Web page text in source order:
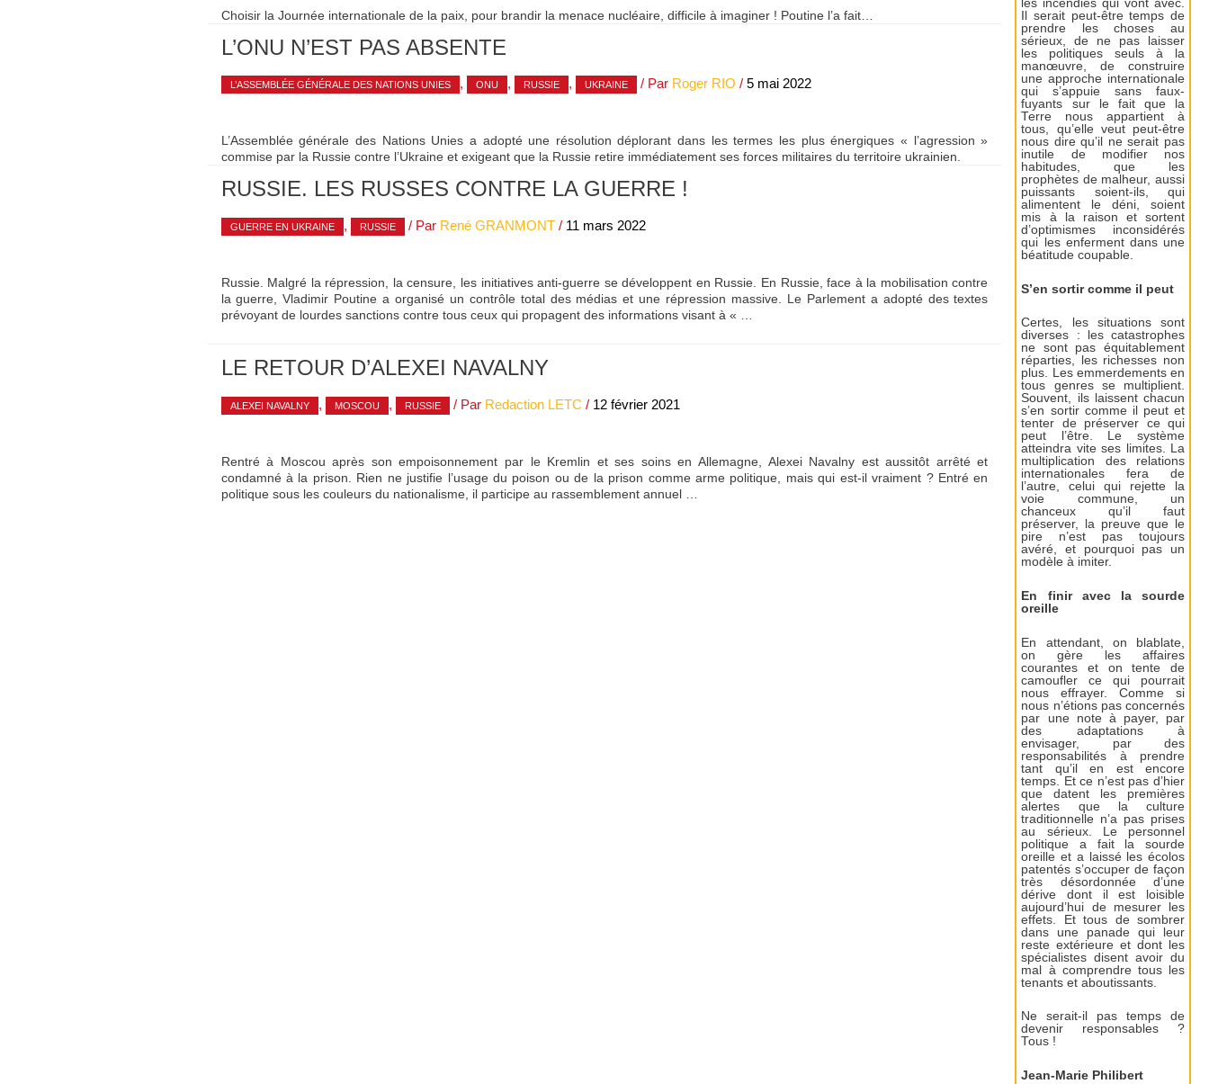
Choisir la Journée internationale de la paix, pour brandir la menace nucléaire, difficile à imaginer ! Poutine l’a fait…
L’ONU N’EST PAS ABSENTE
L’ASSEMBLÉE GÉNÉRALE DES NATIONS UNIES , ONU , RUSSIE , UKRAINE / Par Roger RIO / 5 mai 2022
L’Assemblée générale des Nations Unies a adopté une résolution déplorant dans les termes les plus énergiques « l’agression »
commise par la Russie contre l’Ukraine et exigeant que la Russie retire immédiatement ses forces militaires du territoire ukrainien.
RUSSIE. LES RUSSES CONTRE LA GUERRE !
GUERRE EN UKRAINE , RUSSIE / Par René GRANMONT / 11 mars 2022
Russie. Malgré la répression, la censure, les initiatives anti-guerre se développent en Russie. En Russie, face à la mobilisation contre
la guerre, Vladimir Poutine a organisé un contrôle total des médias et une répression massive. Le Parlement a adopté des textes
prévoyant de lourdes sanctions contre tous ceux qui propagent des informations visant à « …
LE RETOUR D’ALEXEI NAVALNY
ALEXEI NAVALNY , MOSCOU , RUSSIE / Par Redaction LETC / 12 février 2021
Rentré à Moscou après son empoisonnement par le Kremlin et ses soins en Allemagne, Alexei Navalny est aussitôt arrêté et
condamné à la prison. Rien ne justifie l’usage du poison ou de la prison comme arme politique, mais qui est-il vraiment ? Entré en
politique sous les couleurs du nationalisme, il participe au rassemblement annuel …
les incendies qui vont avec.
Il serait peut-être temps de
prendre les choses au
sérieux, de ne pas laisser
les politiques seuls à la
manœuvre, de construire
une approche internationale
qui s’appuie sans faux-
fuyants sur le fait que la
Terre nous appartient à
tous, qu’elle veut peut-être
nous dire qu’il ne serait pas
inutile de modifier nos
habitudes, que les
prophètes de malheur, aussi
puissants soient-ils, qui
alimentent le déni, soient
mis à la raison et sortent
d’optimismes inconsidérés
qui les enferment dans une
béatitude coupable.
S’en sortir comme il peut
Certes, les situations sont
diverses : les catastrophes
ne sont pas équitablement
réparties, les richesses non
plus. Les emmerdements en
tous genres se multiplient.
Souvent, ils laissent chacun
s’en sortir comme il peut et
tenter de préserver ce qui
peut l’être. Le système
atteindra vite ses limites. La
multiplication des relations
internationales fera de
l’autre, celui qui rejette la
voie commune, un
chanceux qu’il faut
préserver, la preuve que le
pire n’est pas toujours
avéré, et pourquoi pas un
modèle à imiter.
En finir avec la sourde
oreille
En attendant, on blablate,
on gère les affaires
courantes et on tente de
camoufler ce qui pourrait
nous effrayer. Comme si
nous n’étions pas concernés
par une note à payer, par
des adaptations à
envisager, par des
responsabilités à prendre
tant qu’il en est encore
temps. Et ce n’est pas d’hier
que datent les premières
alertes que la culture
traditionnelle n’a pas prises
au sérieux. Le personnel
politique a fait la sourde
oreille et a laissé les écolos
patentés s’occuper de façon
très désordonnée d’une
dérive dont il est loisible
aujourd’hui de mesurer les
effets. Et tous de sombrer
dans une panade qui leur
reste extérieure et dont les
spécialistes disent avoir du
mal à comprendre tous les
tenants et aboutissants.
Ne serait-il pas temps de
devenir responsables ?
Tous !
Jean-Marie Philibert